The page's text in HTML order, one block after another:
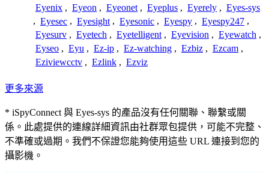
Eyenix , Eyeon , Eyeonet , Eyeplus , Eyerely , Eyes-sys
, Eyesec , Eyesight , Eyesonic , Eyespy , Eyespy247 ,
Eyesurv , Eyetech , Eyetelligent , Eyevision , Eyewatch ,
Eyseo , Eyu , Ez-ip , Ez-watching , Ezbiz , Ezcam ,
Eziviewcctv , Ezlink , Ezviz
更多來源
* iSpyConnect 與 Eyes-sys 的產品沒有任何關聯、聯繫或關
係。此處提供的連線詳細資訊由社群眾包提供，可能不完整、
不準確或過期。我們不保證您能夠使用這些 URL 連接到您的
攝影機。